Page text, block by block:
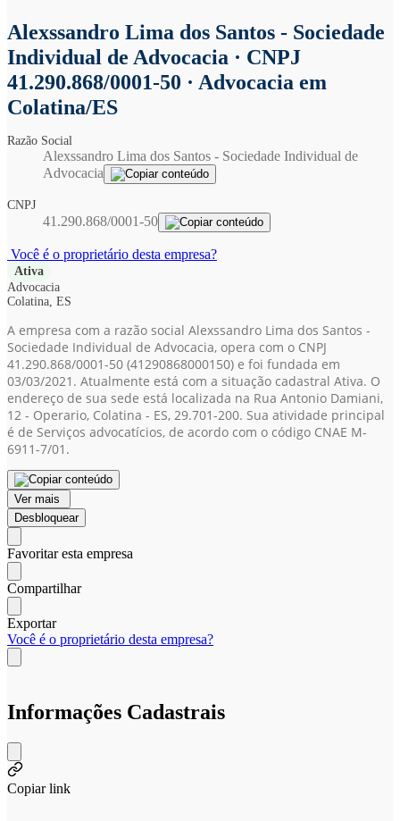
Alexssandro Lima dos Santos - Sociedade
Individual de Advocacia · CNPJ
41.290.868/0001-50 · Advocacia em
Colatina/ES
Razão Social
Alexssandro Lima dos Santos - Sociedade Individual de
Advocacia
CNPJ
41.290.868/0001-50
Você é o proprietário desta empresa?
Ativa
Advocacia
Colatina, ES
A empresa com a razão social Alexssandro Lima dos Santos -
Sociedade Individual de Advocacia, opera com o CNPJ
41.290.868/0001-50 (41290868000150) e foi fundada em
03/03/2021. Atualmente está com a situação cadastral Ativa. O
endereço de sua sede está localizada na Rua Antonio Damiani,
12 - Operario, Colatina - ES, 29.701-200. Sua atividade principal
é de Serviços advocatícios, de acordo com o código CNAE M-
6911-7/01.
Ver mais
Desbloquear
Favoritar esta empresa
Compartilhar
Exportar
Você é o proprietário desta empresa?
Informações Cadastrais
Copiar link